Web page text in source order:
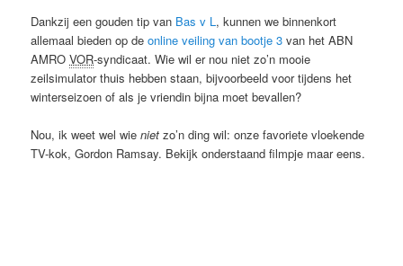
Dankzij een gouden tip van Bas v L, kunnen we binnenkort
allemaal bieden op deonline veiling van bootje 3 van het ABN
AMROVOR-syndicaat. Wie wil er nou niet zo’n mooie
zeilsimulator thuis hebben staan, bijvoorbeeld voor tijdens het
winterseizoen of als je vriendin bijna moet bevallen?
Nou, ik weet wel wieniet zo’n ding wil: onze favoriete vloekende
TV-kok, Gordon Ramsay. Bekijk onderstaand filmpje maar eens.